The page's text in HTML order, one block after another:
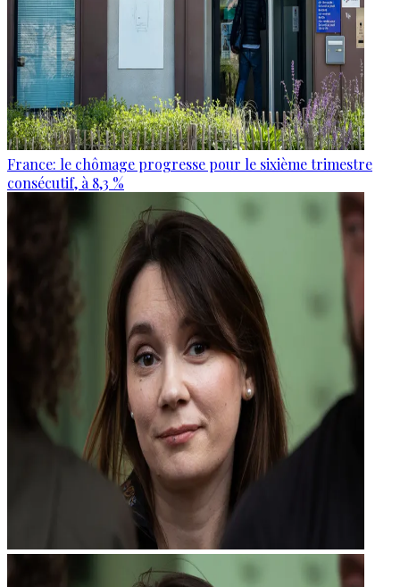
France: le chômage progresse pour le sixième trimestre
consécutif, à 8,3 %